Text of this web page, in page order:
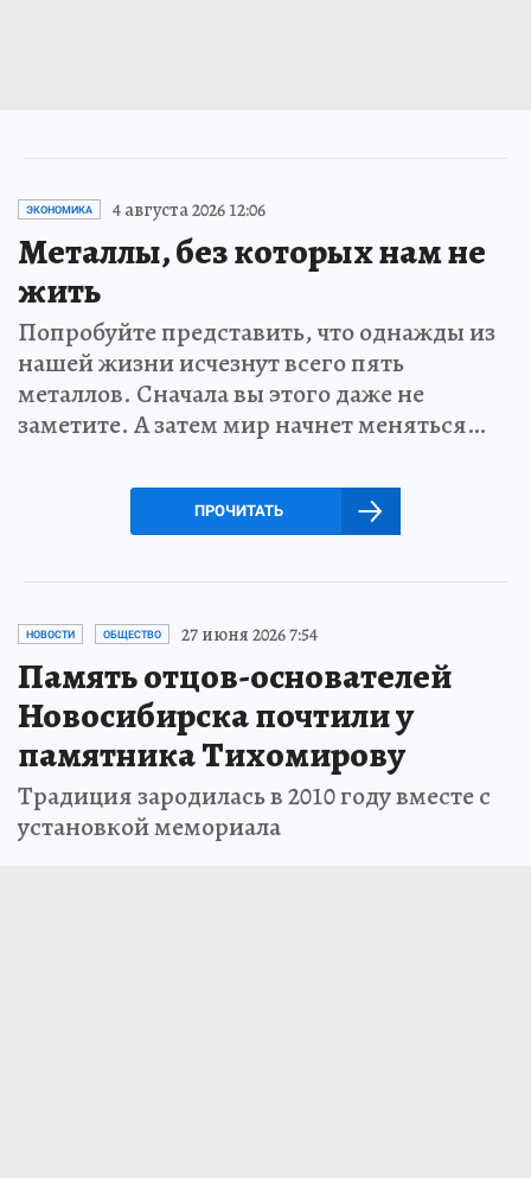
ЭКОНОМИКА 4 августа 2026 12:06
Металлы, без которых нам не
жить
Попробуйте представить, что однажды из
нашей жизни исчезнут всего пять
металлов. Сначала вы этого даже не
заметите. А затем мир начнет меняться…
ПРОЧИТАТЬ
НОВОСТИ ОБЩЕСТВО 27 июня 2026 7:54
Память отцов-основателей
Новосибирска почтили у
памятника Тихомирову
Традиция зародилась в 2010 году вместе с
установкой мемориала